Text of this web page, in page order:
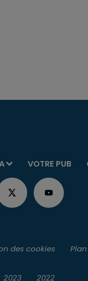
VOTRE PUB
des cookies
2023 2022